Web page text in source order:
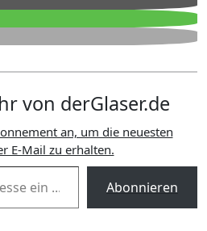
von derGlaser.de
E-Mail zu erhalten.
Abonnieren